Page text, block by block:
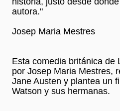
autora."
Josep Maria Mestres
Esta comedia británica de
por Josep Maria Mestres,
Jane Austen y plantea un
Watson y sus hermanas.